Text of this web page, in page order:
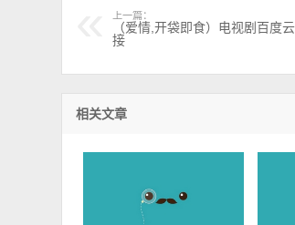
上一篇：
（爱情,开袋即食）电视剧百度
接
相关文章